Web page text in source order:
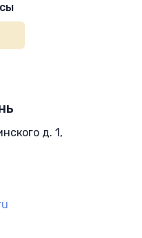
д. 1,